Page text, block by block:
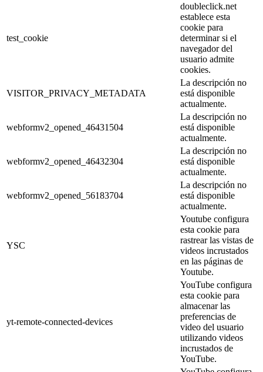
test_cookie
doubleclick.net
establece esta
cookie para
determinar si el
navegador del
usuario admite
cookies.
VISITOR_PRIVACY_METADATA
La descripción no
está disponible
actualmente.
webformv2_opened_46431504
La descripción no
está disponible
actualmente.
webformv2_opened_46432304
La descripción no
está disponible
actualmente.
webformv2_opened_56183704
La descripción no
está disponible
actualmente.
YSC
Youtube configura
esta cookie para
rastrear las vistas de
videos incrustados
en las páginas de
Youtube.
yt-remote-connected-devices
YouTube configura
esta cookie para
almacenar las
preferencias de
video del usuario
utilizando videos
incrustados de
YouTube.